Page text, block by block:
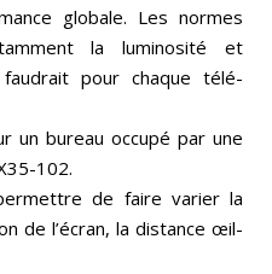
globale. Les normes
la luminosité et
faudrait pour chaque télé-
un bureau occupé par une
102.
de faire varier la
de l’écran, la distance œil-